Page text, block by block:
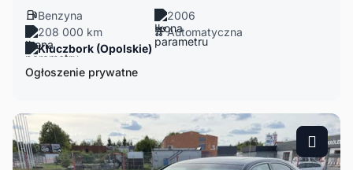
Benzyna
2006
208 000 km
Automatyczna
Kluczbork (Opolskie)
Ogłoszenie prywatne